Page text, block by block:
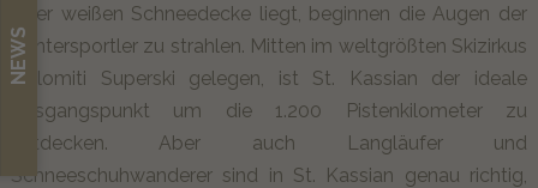
NEWS
einer weißen Schneedecke liegt, beginnen die Augen der
Wintersportler zu strahlen. Mitten im weltgrößten Skizirkus
Dolomiti Superski gelegen, ist St. Kassian der ideale
Ausgangspunkt um die 1.200 Pistenkilometer zu
entdecken. Aber auch Langläufer und
Schneeschuhwanderer sind in St. Kassian genau richtig,